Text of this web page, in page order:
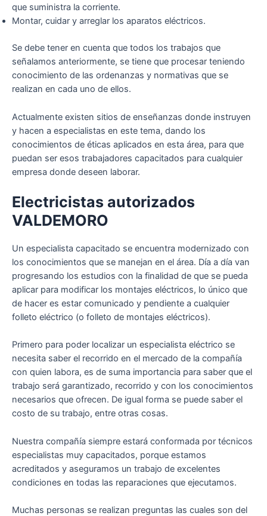
que suministra la corriente.
Montar, cuidar y arreglar los aparatos eléctricos.
Se debe tener en cuenta que todos los trabajos que
señalamos anteriormente, se tiene que procesar teniendo
conocimiento de las ordenanzas y normativas que se
realizan en cada uno de ellos.
Actualmente existen sitios de enseñanzas donde instruyen
y hacen a especialistas en este tema, dando los
conocimientos de éticas aplicados en esta área, para que
puedan ser esos trabajadores capacitados para cualquier
empresa donde deseen laborar.
Electricistas autorizados
VALDEMORO
Un especialista capacitado se encuentra modernizado con
los conocimientos que se manejan en el área. Día a día van
progresando los estudios con la finalidad de que se pueda
aplicar para modificar los montajes eléctricos, lo único que
de hacer es estar comunicado y pendiente a cualquier
folleto eléctrico (o folleto de montajes eléctricos).
Primero para poder localizar un especialista eléctrico se
necesita saber el recorrido en el mercado de la compañía
con quien labora, es de suma importancia para saber que el
trabajo será garantizado, recorrido y con los conocimientos
necesarios que ofrecen. De igual forma se puede saber el
costo de su trabajo, entre otras cosas.
Nuestra compañía siempre estará conformada por técnicos
especialistas muy capacitados, porque estamos
acreditados y aseguramos un trabajo de excelentes
condiciones en todas las reparaciones que ejecutamos.
Muchas personas se realizan preguntas las cuales son del